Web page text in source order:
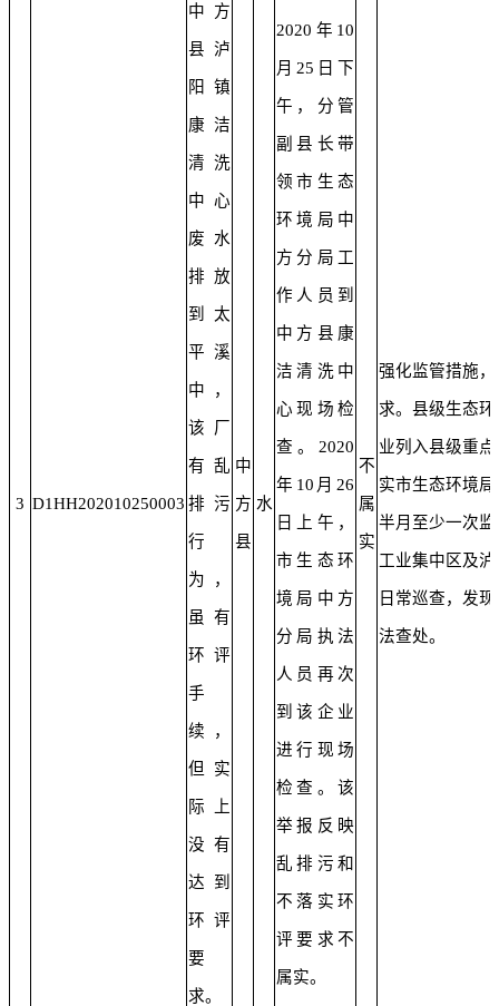
3 D1HH202010250003
中方
县泸
阳镇
康洁
清洗
中心
废水
排放
到太
平溪
中，
该厂
有乱
排污
行
为，
虽有
环评
手
续，
但实
际上
没有
达到
环评
要
求。
中
方
县
水
2020年10
月25日下
午，分管
副县长带
领市生态
环境局中
方分局工
作人员到
中方县康
洁清洗中
心现场检
查。2020
年10月26
日上午，
市生态环
境局中方
分局执法
人员再次
到该企业
进行现场
检查。该
举报反映
乱排污和
不落实环
评要求不
属实。
不
属
实
强化监管措施
求。县级生态
业列入县级重
实市生态环境
半月至少一次
工业集中区及
日常巡查，发
法查处。